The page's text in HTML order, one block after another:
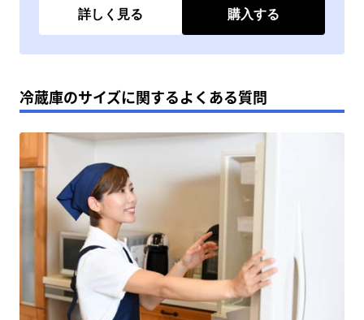
詳しく見る 購入する
冷蔵庫のサイズに関するよくある質問